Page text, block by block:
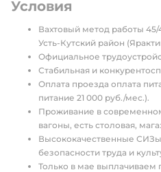
Условия
Вахтовый метод работы 45/
Усть-Кутский район
Официальное
Стабильная и
Оплата проезда оплата
питание 21 000 руб./мес.).
Проживание в
вагоны, есть столовая,
Высококачественные
безопасности труда и
Только в мае